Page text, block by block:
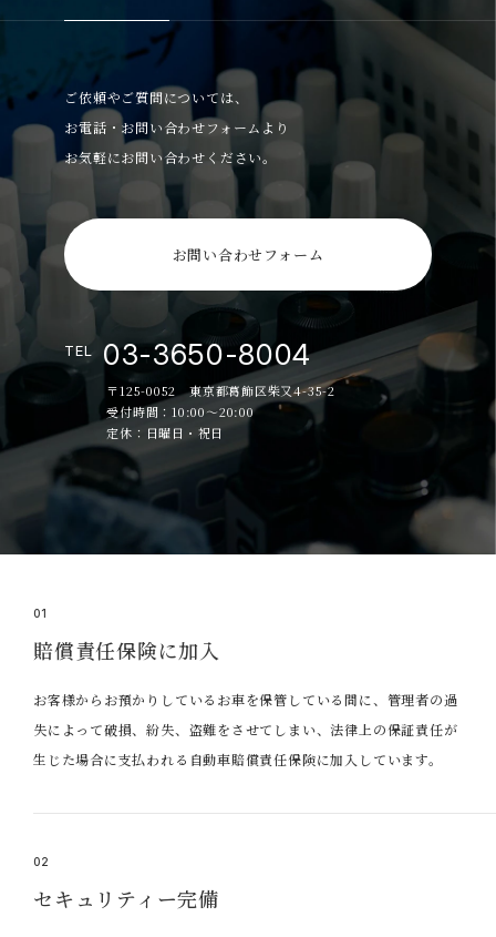
ご依頼やご質問については、
お電話・お問い合わせフォームより
お気軽にお問い合わせください。
お問い合わせフォーム
TEL 03-3650-8004
〒125-0052 東京都葛飾区柴又4-35-2
受付時間：10:00～20:00
定休：日曜日・祝日
01
賠償責任保険に加入
お客様からお預かりしているお車を保管している間に、管理者の過
失によって破損、紛失、盗難をさせてしまい、法律上の保証責任が
生じた場合に支払われる自動車賠償責任保険に加入しています。
02
セキュリティー完備